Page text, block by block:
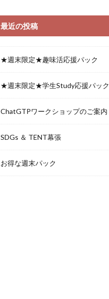
最近の投稿
★週末限定★趣味活応援パック
★週末限定★学生Study応援パック
ChatGTPワークショップのご案内
SDGs ＆ TENT幕張
お得な週末パック